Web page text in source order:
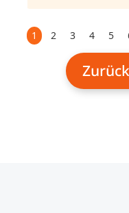
1 2 3 4 5